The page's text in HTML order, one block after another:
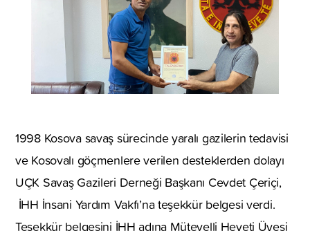
1998 Kosova savaş sürecinde yaralı gazilerin tedavisi
ve Kosovalı göçmenlere verilen desteklerden dolayı
UÇK Savaş Gazileri Derneği Başkanı Cevdet Çeriçi,
İHH İnsani Yardım Vakfı’na teşekkür belgesi verdi.
Teşekkür belgesini İHH adına Mütevelli Heyeti Üyesi